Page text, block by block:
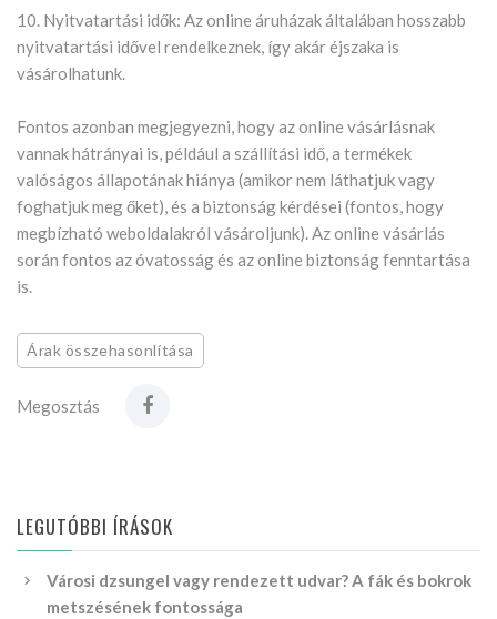
10. Nyitvatartási idők: Az online áruházak általában hosszabb
nyitvatartási idővel rendelkeznek, így akár éjszaka is
vásárolhatunk.
Fontos azonban megjegyezni, hogy az online vásárlásnak
vannak hátrányai is, például a szállítási idő, a termékek
valóságos állapotának hiánya (amikor nem láthatjuk vagy
foghatjuk meg őket), és a biztonság kérdései (fontos, hogy
megbízható weboldalakról vásároljunk). Az online vásárlás
során fontos az óvatosság és az online biztonság fenntartása
is.
Árak összehasonlítása
Megosztás
LEGUTÓBBI ÍRÁSOK
Városi dzsungel vagy rendezett udvar? A fák és bokrok
metszésének fontossága